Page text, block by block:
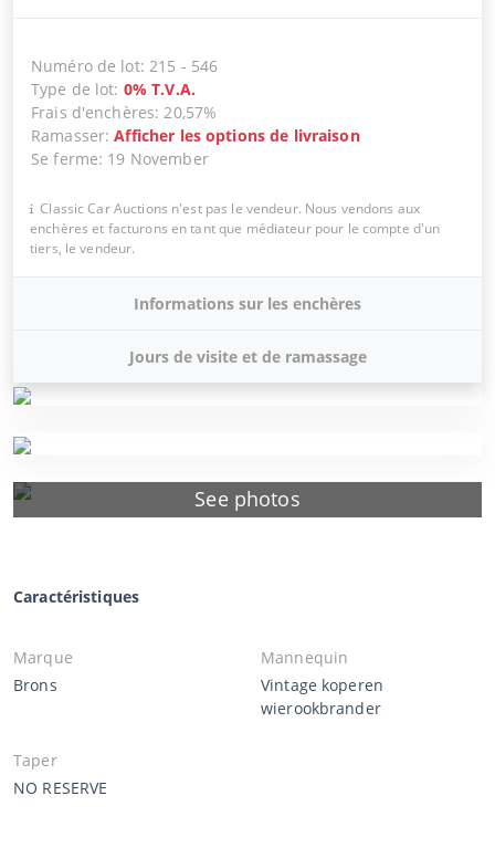
See photos
Numéro de lot:215 - 546
Type de lot: 0% T.V.A.
Frais d'enchères:20,57%
Ramasser:Afficher les options de livraison
Se ferme: 19 November
Classic Car Auctions n'est pas le vendeur. Nous vendons aux
enchères et facturons en tant que médiateur pour le compte d'un
tiers, le vendeur.
Informations sur les enchères
Jours de visite et de ramassage
Caractéristiques
Marque
Brons
Mannequin
Vintage koperen
wierookbrander
Taper
NO RESERVE